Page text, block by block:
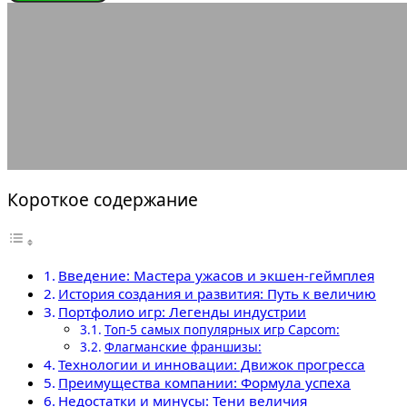
Короткое содержание
Введение: Мастера ужасов и экшен-геймплея
История создания и развития: Путь к величию
Портфолио игр: Легенды индустрии
Топ-5 самых популярных игр Capcom:
Флагманские франшизы:
Технологии и инновации: Движок прогресса
Преимущества компании: Формула успеха
Недостатки и минусы: Тени величия